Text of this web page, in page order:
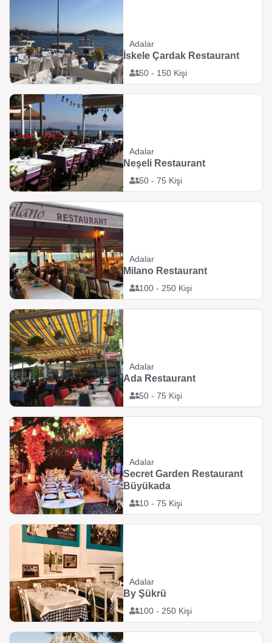
Adalar
50 - 150 Kişi
İskele Çardak Restaurant
Adalar
50 - 75 Kişi
Neşeli Restaurant
Adalar
100 - 250 Kişi
Milano Restaurant
Adalar
50 - 75 Kişi
Ada Restaurant
Adalar
10 - 75 Kişi
Secret Garden Restaurant
Büyükada
Adalar
100 - 250 Kişi
By Şükrü